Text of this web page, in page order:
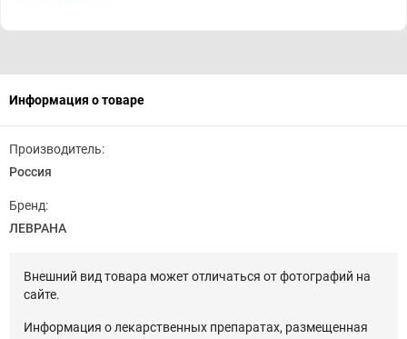
Информация о товаре
Производитель:
Россия
Бренд:
ЛЕВРАНА
Внешний вид товара может отличаться от фотографий на
сайте.
Информация о лекарственных препаратах, размещенная